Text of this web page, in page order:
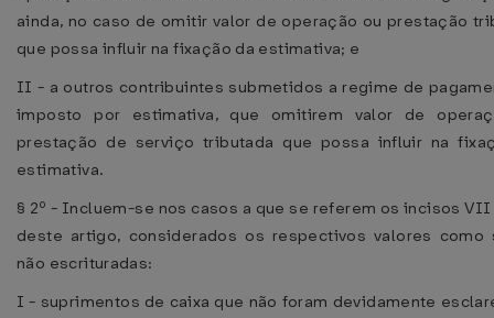
ainda, no caso de omitir valor de operação ou prestação
que possa influir na fixação da estimativa; e
II - a outros contribuintes submetidos a regime de
imposto por estimativa, que omitirem valor de
prestação de serviço tributada que possa influir na
estimativa.
§ 2º - Incluem-se nos casos a que se referem os incisos
deste artigo, considerados os respectivos valores como
não escrituradas:
I - suprimentos de caixa que não foram devidamente